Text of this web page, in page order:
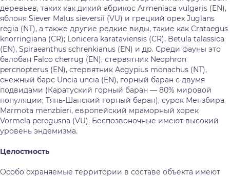
деревьев, таких как дикий абрикос Armeniaca vulgaris (EN),
яблоня Siever Malus sieversii (VU) и грецкий орех Juglans
regia (NT), а также другие редкие виды, такие как Crataegus
knorringiana (CR); Lonicera karataviensis (CR), Betula talassica
(EN), Spiraeanthus schrenkianus (EN) и др. Среди фауны это
балобан Falco cherrug (EN), стервятник Neophron
percnopterus (EN), стервятник Aegypius monachus (NT),
снежный барс Uncia uncia (EN), горный баран с двумя
подвидами (Каратуский горный баран — 80% мировой
популяции; Тянь-Шанский горный баран), сурок Мензбира
Marmota menzbieri, европейский мраморный хорек
Vormela peregusna (VU). Беспозвоночные имеют высокий
уровень эндемизма.
Целостность
Особо охраняемые территории в составе объекта имеют